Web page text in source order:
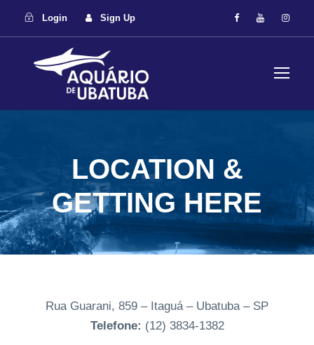
Login Sign Up
LOCATION &
GETTING HERE
Rua Guarani, 859 – Itaguá – Ubatuba – SP
Telefone: (12) 3834-1382